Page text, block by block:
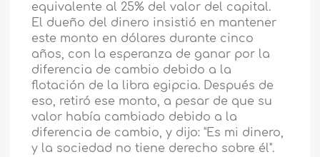
equivalente al 25% del valor del capital.
El dueño del dinero insistió en mantener
este monto en dólares durante cinco
años, con la esperanza de ganar por la
diferencia de cambio debido a la
flotación de la libra egipcia. Después de
eso, retiró ese monto, a pesar de que su
valor había cambiado debido a la
diferencia de cambio, y dijo: "Es mi dinero,
y la sociedad no tiene derecho sobre él".